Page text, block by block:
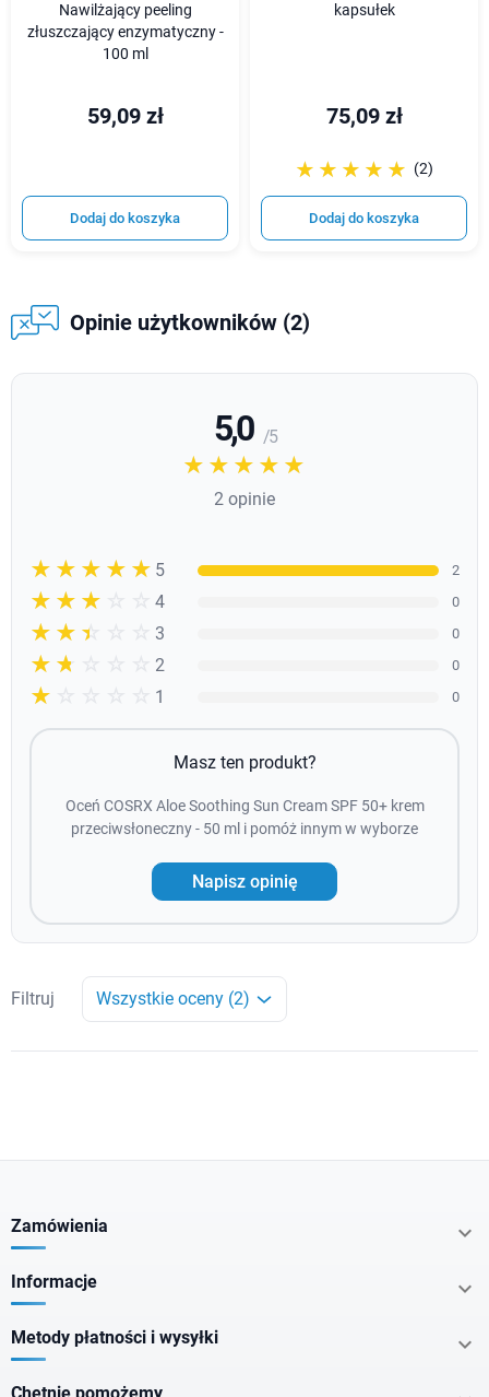
Nawilżający peeling
złuszczający enzymatyczny -
100 ml
59,09 zł
Dodaj do koszyka
kapsułek
75,09 zł
☆☆☆☆☆
★★★★★ (2)
Dodaj do koszyka
Opinie użytkowników (2)
5,0 / 5
☆☆☆☆☆
★★★★★
2 opinie
☆☆☆☆☆
★★★★★ 5 2
☆☆☆☆☆
★★★★ 4 0
☆☆☆☆☆
★★★ 3 0
☆☆☆☆☆
★★ 2 0
☆☆☆☆☆
★ 1 0
Masz ten produkt?
Oceń COSRX Aloe Soothing Sun Cream SPF 50+ krem
przeciwsłoneczny - 50 ml i pomóż innym w wyborze
Napisz opinię
Filtruj Wszystkie oceny (2)
Zamówienia 
Informacje 
Metody płatności i wysyłki 